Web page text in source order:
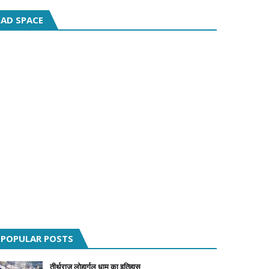
AD SPACE
POPULAR POSTS
तीर्थराज लोहार्गल धाम का इतिहास